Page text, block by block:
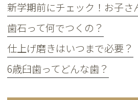
歯石って何でつくの？
仕上げ磨きはいつまで必要？
6歳臼歯ってどんな歯？